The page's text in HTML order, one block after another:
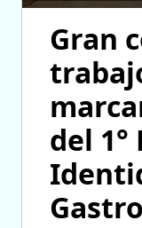
Gran
del 1°